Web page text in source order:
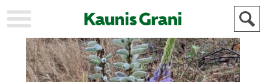
KAUPUNKI
STADEN
AJANKOHTAISTA
AKTUELLT